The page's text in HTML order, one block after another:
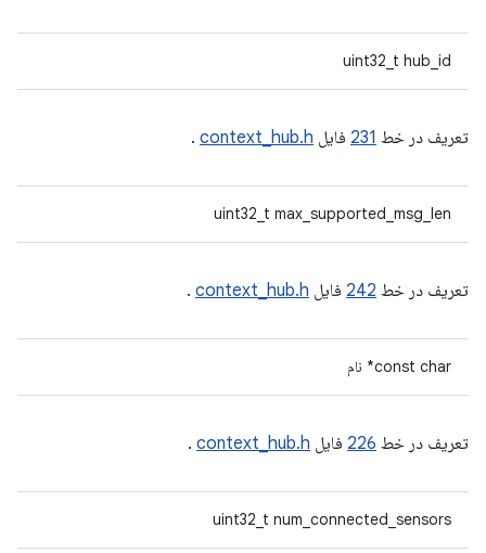
uint32_t hub_id
تعریف در خط 231 فایل context_hub.h
.
uint32_t max_supported_msg_len
تعریف در خط 242 فایل context_hub.h
.
const char* نام
تعریف در خط 226 فایل context_hub.h
.
uint32_t num_connected_sensors